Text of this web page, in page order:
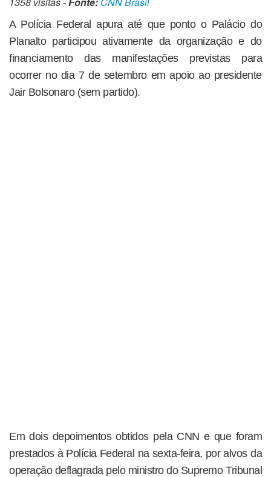
A Polícia Federal apura até que ponto o Palácio do
Planalto participou ativamente da organização e do
financiamento das manifestações previstas para
ocorrer no dia 7 de setembro em apoio ao presidente
Jair Bolsonaro (sem partido).
Em dois depoimentos obtidos pela CNN e que foram
prestados à Polícia Federal na sexta-feira, por alvos da
operação deflagrada pelo ministro do Supremo Tribunal